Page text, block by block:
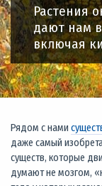
Растения
дают нам
включая
Рядом с нами
даже самый
существ, которые
думают не мозгом,